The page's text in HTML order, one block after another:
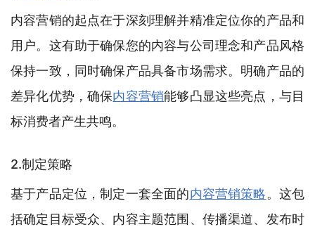
内容营销的起点在于深刻理解并精准定位你的产品和
用户。这有助于确保您的内容与公司理念和产品风格
保持一致，同时确保产品具备市场需求。明确产品的
差异化优势，确保内容营销能够凸显这些亮点，与目
标消费者产生共鸣。
2.制定策略
基于产品定位，制定一套全面的内容营销策略。这包
括确定目标受众、内容主题范围、传播渠道、发布时